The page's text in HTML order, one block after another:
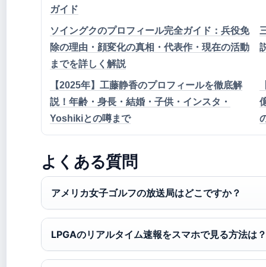
ガイド
ソイングクのプロフィール完全ガイド：兵役免
除の理由・顔変化の真相・代表作・現在の活動
までを詳しく解説
【2025年】工藤静香のプロフィールを徹底解
説！年齢・身長・結婚・子供・インスタ・
Yoshikiとの噂まで
よくある質問
アメリカ女子ゴルフの放送局はどこですか？
LPGAのリアルタイム速報をスマホで見る方法は？